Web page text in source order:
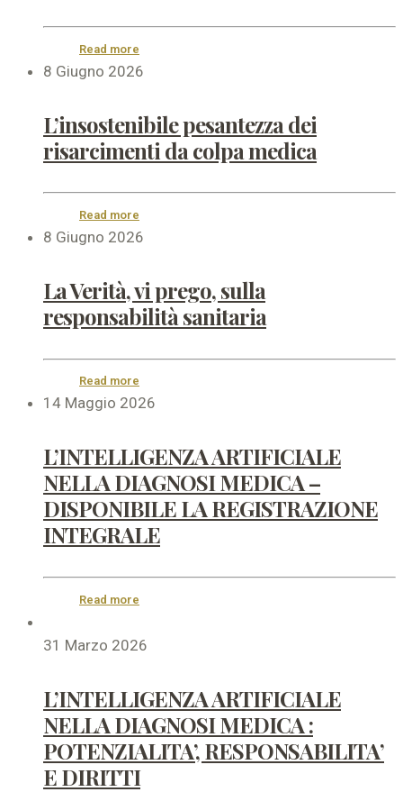
Read more
8 Giugno 2026
L’insostenibile pesantezza dei
risarcimenti da colpa medica
Read more
8 Giugno 2026
La Verità, vi prego, sulla
responsabilità sanitaria
Read more
14 Maggio 2026
L’INTELLIGENZA ARTIFICIALE
NELLA DIAGNOSI MEDICA –
DISPONIBILE LA REGISTRAZIONE
INTEGRALE
Read more
31 Marzo 2026
L’INTELLIGENZA ARTIFICIALE
NELLA DIAGNOSI MEDICA :
POTENZIALITA’, RESPONSABILITA’
E DIRITTI